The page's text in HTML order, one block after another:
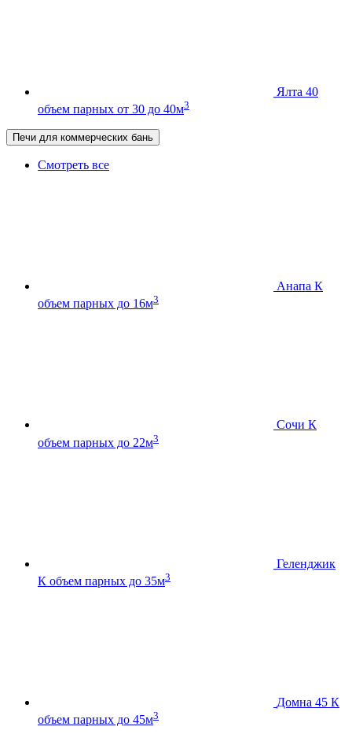
Ялта 40
объем парных от 30 до 40м3
Печи для коммерческих бань
Смотреть все
Анапа К
объем парных до 16м3
Сочи К
объем парных до 22м3
Геленджик
К объем парных до 35м3
Домна 45 К
объем парных до 45м3